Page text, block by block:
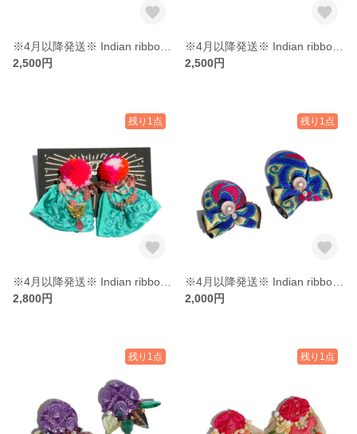
2,500円
2,500円
残り1点
2,800円
残り1点
2,000円
残り1点 残り1点